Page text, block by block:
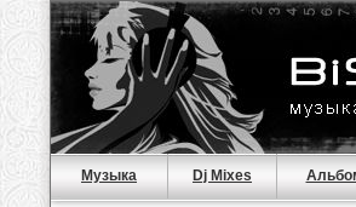
Музыка Dj Mixes